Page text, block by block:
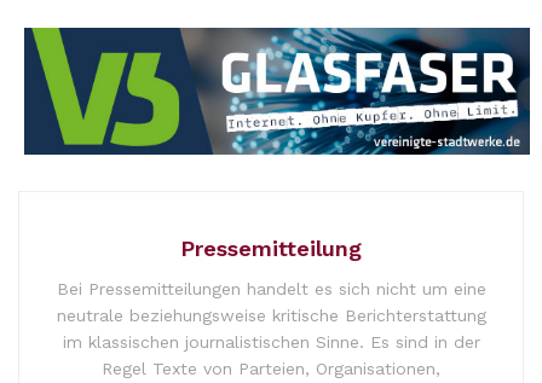
Pressemitteilung
Bei Pressemitteilungen handelt es sich nicht um eine
neutrale beziehungsweise kritische Berichterstattung
im klassischen journalistischen Sinne. Es sind in der
Regel Texte von Parteien, Organisationen,